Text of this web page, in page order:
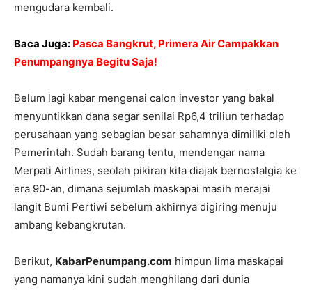
mengudara kembali.
Baca Juga: Pasca Bangkrut, Primera Air Campakkan
Penumpangnya Begitu Saja!
Belum lagi kabar mengenai calon investor yang bakal
menyuntikkan dana segar senilai Rp6,4 triliun terhadap
perusahaan yang sebagian besar sahamnya dimiliki oleh
Pemerintah. Sudah barang tentu, mendengar nama
Merpati Airlines, seolah pikiran kita diajak bernostalgia ke
era 90-an, dimana sejumlah maskapai masih merajai
langit Bumi Pertiwi sebelum akhirnya digiring menuju
ambang kebangkrutan.
Berikut, KabarPenumpang.com himpun lima maskapai
yang namanya kini sudah menghilang dari dunia